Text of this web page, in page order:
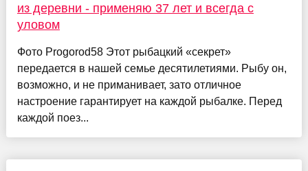
из деревни - применяю 37 лет и всегда с
уловом
Фото Progorod58 Этот рыбацкий «секрет»
передается в нашей семье десятилетиями. Рыбу он,
возможно, и не приманивает, зато отличное
настроение гарантирует на каждой рыбалке. Перед
каждой поез...